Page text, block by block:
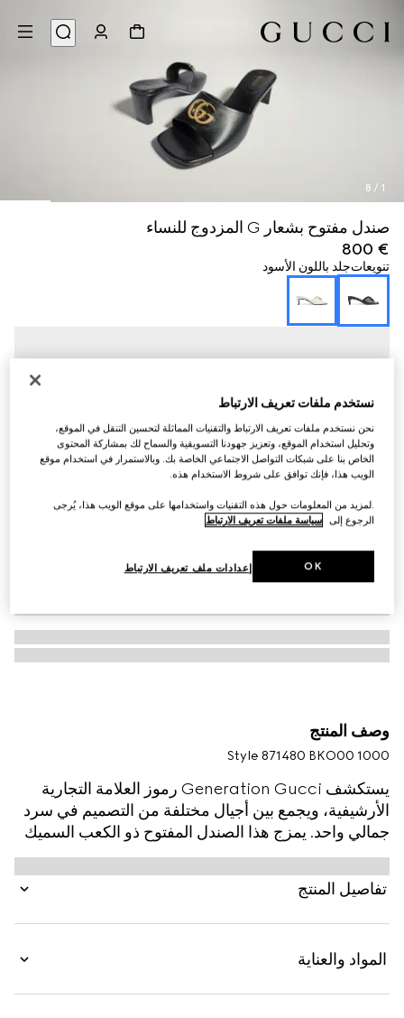
1
/
8
صندل مفتوح بشعار G المزدوج للنساء
€ 800
تنويعاتجلد باللون الأسود
وصف المنتج
Style ‎871480 BKO00 1000
يستكشف Generation Gucci رموز العلامة التجارية
الأرشيفية، ويجمع بين أجيال مختلفة من التصميم في سرد
جمالي واحد. يمزج هذا الصندل المفتوح ذو الكعب السميك
بين اثنين من أكثر أشكال الدار تميزًا، القطعة المعدنية على
شكل شعار G المزدوج وكانفاس GG، للحصول على
لمسة من الأسلوب الخالد والتنوع اليومي.
تفاصيل المنتج
المواد والعناية
نستخدم ملفات تعريف الارتباط
نحن نستخدم ملفات تعريف الارتباط والتقنيات المماثلة لتحسين التنقل في الموقع،
وتحليل استخدام الموقع، وتعزيز جهودنا التسويقية والسماح لك بمشاركة المحتوى
الخاص بنا على شبكات التواصل الاجتماعي الخاصة بك. وبالاستمرار في استخدام موقع
الويب هذا، فإنك توافق على شروط الاستخدام هذه.
.لمزيد من المعلومات حول هذه التقنيات واستخدامها على موقع الويب هذا، يُرجى
الرجوع إلى سياسة ملفات تعريف الارتباط
إعدادات ملف تعريف الارتباط OK